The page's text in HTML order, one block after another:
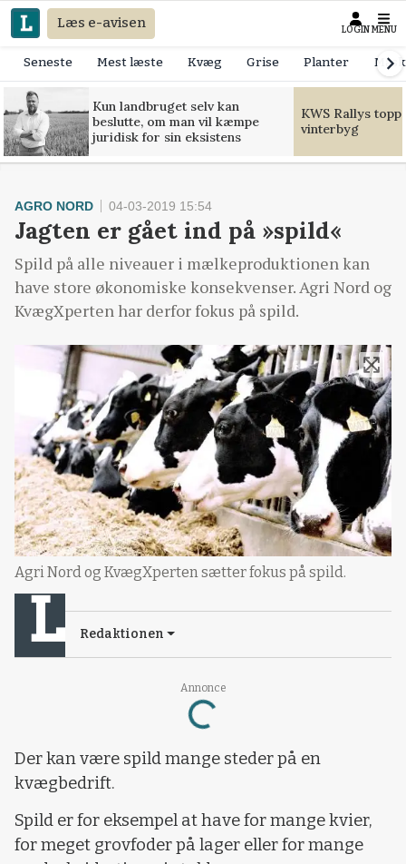
Læs e-avisen LOGIN MENU
Seneste Mest læste Kvæg Grise Planter
Kun landbruget selv kan
beslutte, om man vil kæmpe
juridisk for sin eksistens
KWS Rallys
vinterbyg
Annonce
Loading...
AGRO NORD 04-03-2019 15:54
Jagten er gået ind på »spild«
Spild på alle niveauer i mælkeproduktionen kan
have store økonomiske konsekvenser. Agri Nord og
KvægXperten har derfor fokus på spild.
Agri Nord og KvægXperten sætter fokus på spild.
Redaktionen
Der kan være spild mange steder på en
kvægbedrift.
Spild er for eksempel at have for mange kvier,
for meget grovfoder på lager eller for mange